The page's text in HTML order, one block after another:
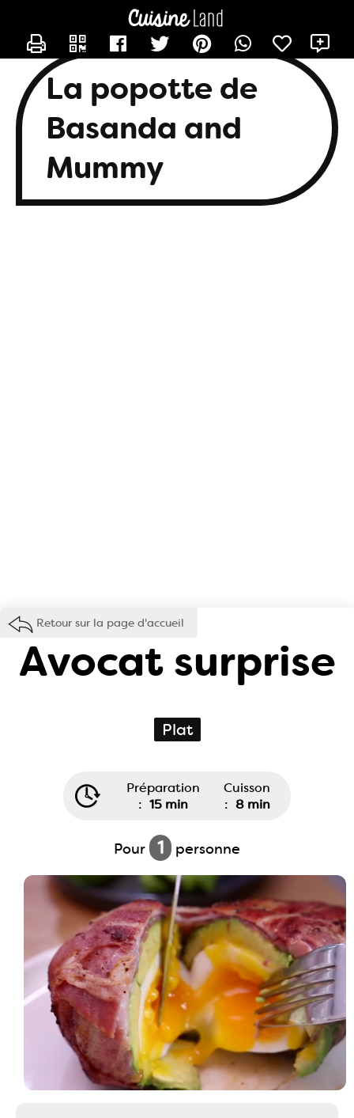
La popotte de
Basanda and
Mummy
Retour sur la page d'accueil
Avocat surprise
Plat
Préparation
: 15 min
Cuisson
: 8 min
Pour 1 personne
CONTACTER BASANDA